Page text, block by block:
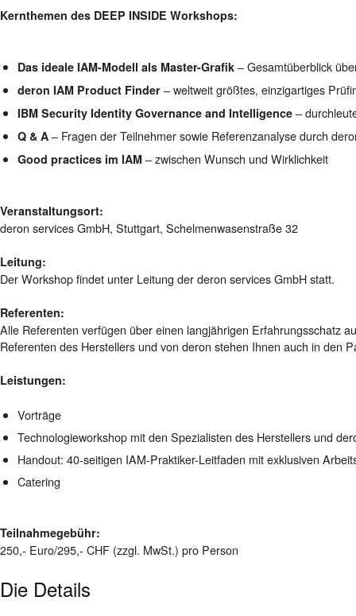
Kernthemen des DEEP INSIDE Workshops:
Das ideale IAM-Modell als Master-Grafik– Gesamtüberblick
deron IAM Product Finder– weltweit größtes, einzigartiges
IBM Security Identity Governance and Intelligence –
Q & A – Fragen der Teilnehmer sowie Referenzanalyse durch
Good practices im IAM– zwischen Wunsch und Wirklichkeit
Veranstaltungsort:
deron services GmbH, Stuttgart, Schelmenwasenstraße 32
Leitung:
Der Workshop findet unter Leitung der deron services GmbH statt.
Referenten:
Alle Referenten verfügen über einen langjährigen Erfahrungsschatz
Referenten des Herstellers und von deron stehen Ihnen auch in den
Leistungen:
Vorträge
Technologieworkshop mit den Spezialisten des Herstellers und
Handout: 40-seitigen IAM-Praktiker-Leitfaden mit exklusiven
Catering
Teilnahmegebühr:
250,- Euro/295,- CHF (zzgl. MwSt.) pro Person
Die Details